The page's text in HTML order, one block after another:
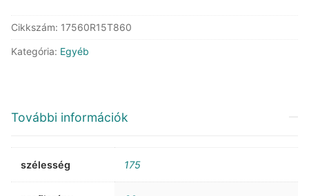
Cikkszám: 17560R15T860
Kategória: Egyéb
További információk
szélesség 175